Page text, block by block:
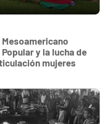
y la lucha de
mujeres